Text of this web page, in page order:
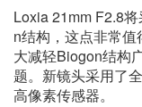
Loxia 21mm F2.8
n结构，这点非常
大减轻Biogon结构
题。新镜头采用了
高像素传感器。